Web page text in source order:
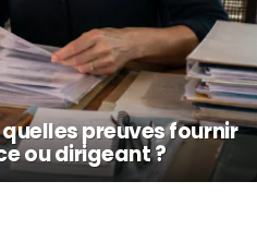
preuves fournir
ou dirigeant ?